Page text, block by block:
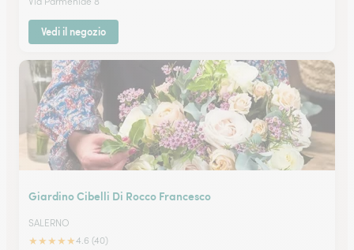
Vedi il negozio
Giardino Cibelli Di Rocco Francesco
SALERNO
★★★★★4.6 (40)